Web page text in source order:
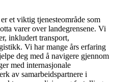
et viktig tjenesteområde som
varer over landegrensene. Vi
inkludert transport,
Vi har mange års erfaring
deg med å navigere gjennom
med internasjonale
av samarbeidspartnere i